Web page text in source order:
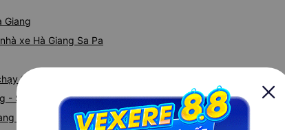
Giang
xe Hà Giang Sa Pa
tuyến đường Hà Giang đi Sa Pa
- Sa Pa
nhanh và uy tín nhất